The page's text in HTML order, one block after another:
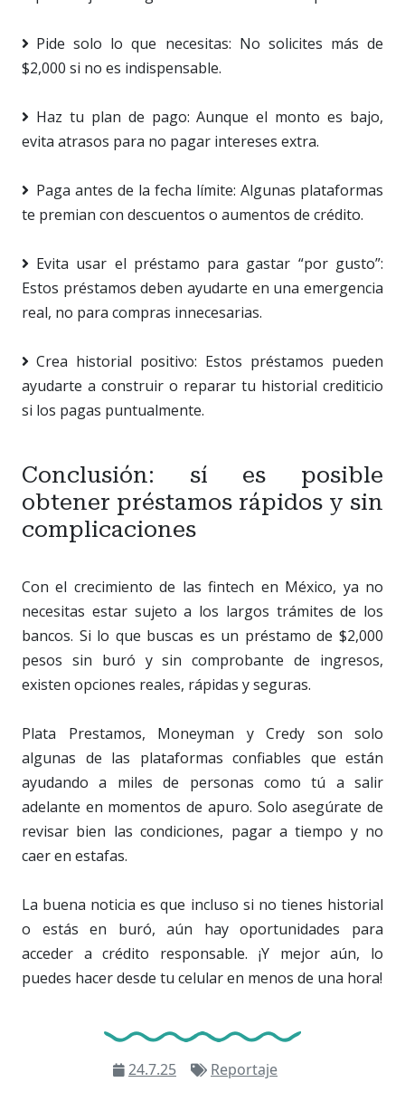
Pide solo lo que necesitas: No solicites más de
$2,000 si no es indispensable.
Haz tu plan de pago: Aunque el monto es bajo,
evita atrasos para no pagar intereses extra.
Paga antes de la fecha límite: Algunas plataformas
te premian con descuentos o aumentos de crédito.
Evita usar el préstamo para gastar “por gusto”:
Estos préstamos deben ayudarte en una emergencia
real, no para compras innecesarias.
Crea historial positivo: Estos préstamos pueden
ayudarte a construir o reparar tu historial crediticio
si los pagas puntualmente.
Conclusión: sí es posible
obtener préstamos rápidos y sin
complicaciones
Con el crecimiento de las fintech en México, ya no
necesitas estar sujeto a los largos trámites de los
bancos. Si lo que buscas es un préstamo de $2,000
pesos sin buró y sin comprobante de ingresos,
existen opciones reales, rápidas y seguras.
Plata Prestamos, Moneyman y Credy son solo
algunas de las plataformas confiables que están
ayudando a miles de personas como tú a salir
adelante en momentos de apuro. Solo asegúrate de
revisar bien las condiciones, pagar a tiempo y no
caer en estafas.
La buena noticia es que incluso si no tienes historial
o estás en buró, aún hay oportunidades para
acceder a crédito responsable. ¡Y mejor aún, lo
puedes hacer desde tu celular en menos de una hora!
24.7.25 Reportaje